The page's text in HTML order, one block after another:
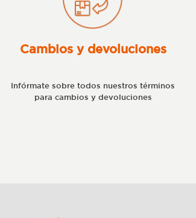
Cambios y devoluciones
Infórmate sobre todos nuestros términos
para cambios y devoluciones